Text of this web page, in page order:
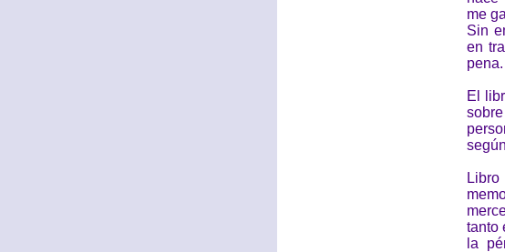
me
Sin
en
pena.
El
tanto
la